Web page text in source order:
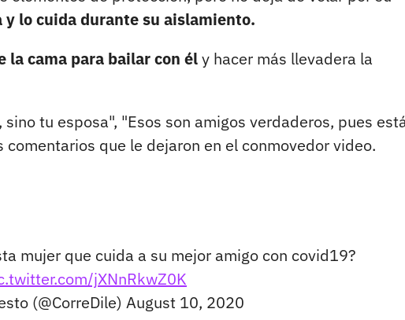
y lo cuida durante su aislamiento.
la cama para bailar con ély hacer más llevadera la
tu esposa", "Esos son amigos verdaderos, pues
que le dejaron en el conmovedor video.
mujer que cuida a su mejor amigo con covid19?
jXNnRkwZ0K
(@CorreDile) August 10, 2020